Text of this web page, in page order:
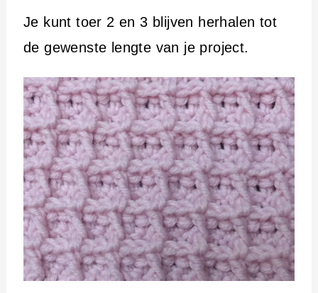
Je kunt toer 2 en 3 blijven herhalen tot
de gewenste lengte van je project.